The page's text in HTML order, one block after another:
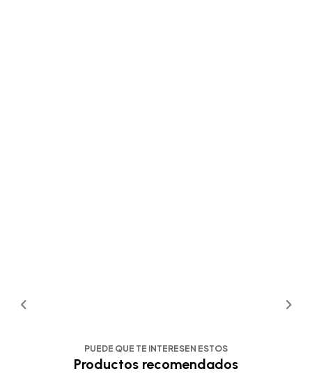
PUEDE QUE TE INTERESEN ESTOS
Productos recomendados